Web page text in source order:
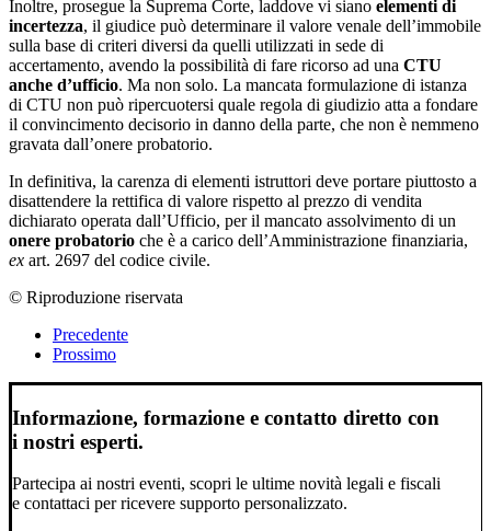
Inoltre, prosegue la Suprema Corte, laddove vi siano elementi di
incertezza, il giudice può determinare il valore venale dell’immobile
sulla base di criteri diversi da quelli utilizzati in sede di
accertamento, avendo la possibilità di fare ricorso ad una CTU
anche d’ufficio. Ma non solo. La mancata formulazione di istanza
di CTU non può ripercuotersi quale regola di giudizio atta a fondare
il convincimento decisorio in danno della parte, che non è nemmeno
gravata dall’onere probatorio.
In definitiva, la carenza di elementi istruttori deve portare piuttosto a
disattendere la rettifica di valore rispetto al prezzo di vendita
dichiarato operata dall’Ufficio, per il mancato assolvimento di un
onere probatorio che è a carico dell’Amministrazione finanziaria,
ex art. 2697 del codice civile.
© Riproduzione riservata
Precedente
Prossimo
Informazione, formazione e contatto diretto con
i nostri esperti.
Partecipa ai nostri eventi, scopri le ultime novità legali e fiscali
e contattaci per ricevere supporto personalizzato.